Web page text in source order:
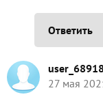
Ответить
user_68918
27 мая